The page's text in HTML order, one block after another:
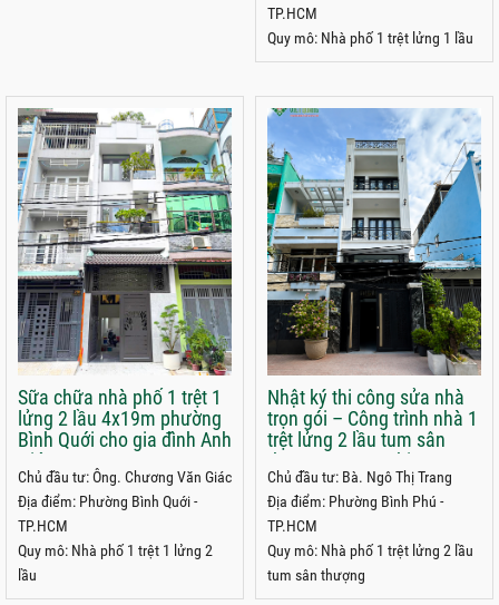
TP.HCM
Quy mô: Nhà phố 1 trệt lửng 1 lầu
Sữa chữa nhà phố 1 trệt 1
lửng 2 lầu 4x19m phường
Bình Quới cho gia đình Anh
Giác
Chủ đầu tư: Ông. Chương Văn Giác
Địa điểm: Phường Bình Quới -
TP.HCM
Quy mô: Nhà phố 1 trệt 1 lửng 2
lầu
Nhật ký thi công sửa nhà
trọn gói – Công trình nhà 1
trệt lửng 2 lầu tum sân
thượng 4x15m chị Trang
phường Bình Phú, TPHCM
Chủ đầu tư: Bà. Ngô Thị Trang
Địa điểm: Phường Bình Phú -
TP.HCM
Quy mô: Nhà phố 1 trệt lửng 2 lầu
tum sân thượng